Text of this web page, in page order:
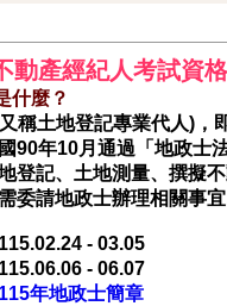
動產經紀人考試資
什麼？
稱土地登記專業代人)，
90年10月通過「地政士
登記、土地測量、撰擬
委請地政士辦理相關事宜
115.02.24 - 03.05
115.06.06 - 06.07
115年地政士簡章